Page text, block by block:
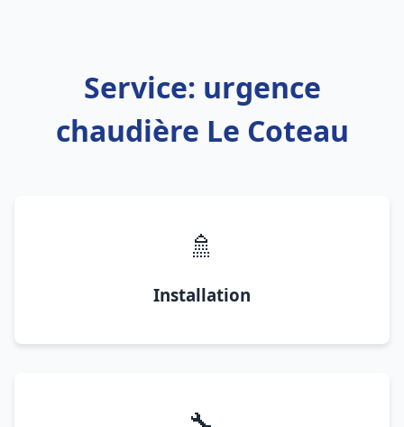
Service: urgence
chaudière Le Coteau
🚿
Installation